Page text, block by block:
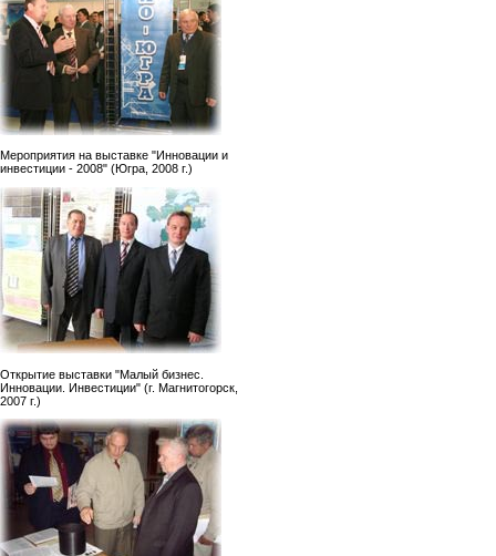
Мероприятия на выставке "Инновации и
инвестиции - 2008" (Югра, 2008 г.)
Открытие выставки "Малый бизнес.
Инновации. Инвестиции" (г. Магнитогорск,
2007 г.)